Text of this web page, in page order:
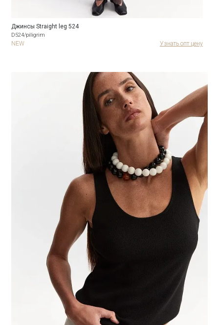
Джинсы Straight leg 524
D524/piligrim
NEW Узнать опт цену